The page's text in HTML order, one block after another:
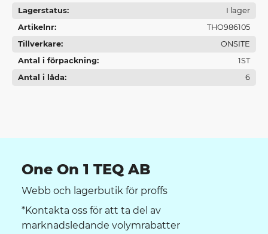
Lagerstatus
I lager
Artikelnr
THO986105
Tillverkare
ONSITE
Antal i förpackning
1ST
Antal i låda
6
One On 1 TEQ AB
Webb och lagerbutik för proffs
*Kontakta oss för att ta del av
marknadsledande volymrabatter